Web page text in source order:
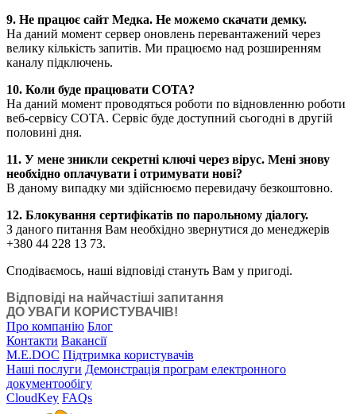
9. Не працює сайт Медка. Не можемо скачати демку.
На даний момент сервер оновлень перевантажений через
велику кількість запитів. Ми працюємо над розширенням
каналу підключень.
10. Коли буде працювати СОТА?
На даний момент проводяться роботи по відновленню роботи
веб-сервісу СОТА. Сервіс буде доступний сьогодні в другій
половині дня.
11. У мене зникли секретні ключі через вірус. Мені знову
необхідно оплачувати і отримувати нові?
В даному випадку ми здійснюємо перевидачу безкоштовно.
12. Блокування сертифікатів по парольному діалогу.
З даного питання Вам необхідно звернутися до менеджерів
+380 44 228 13 73.
Сподіваємось, наші відповіді стануть Вам у пригоді.
Відповіді на найчастіші запитання
ДО УВАГИ КОРИСТУВАЧІВ!
Про компанію Блог
Контакти Вакансії
M.E.DOC Підтримка користувачів
Наші послуги Демонстрація програм електронного
документообігу
CloudKey FAQs